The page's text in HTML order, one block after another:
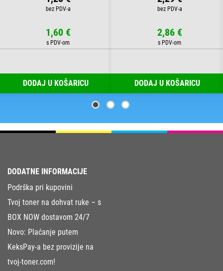
1,60 €
DODAJ U KOŠARICU
2,86 €
DODAJ U KOŠARICU
DODATNE INFORMACIJE
Podrška pri kupovini
Tvoj toner na dohvat ruke – s
BOX NOW dostavom 24/7
Novo: Plaćanje putem
KeksPay-a bez provizije na
tvoj-toner.com!